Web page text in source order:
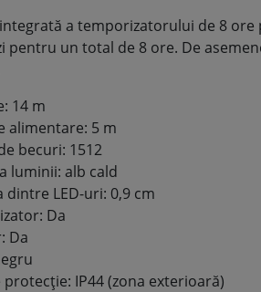
a temporizatorului de 8
pentru un total de 8 ore. De
14 m
alimentare: 5 m
becuri: 1512
luminii: alb cald
dintre LED-uri: 0,9 cm
Da
Da
protecție: IP44 (zona exterioară)